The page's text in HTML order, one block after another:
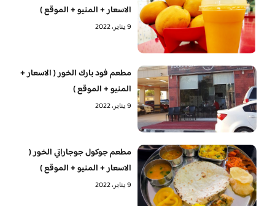
الاسعار + المنيو + الموقع )
9 يناير، 2022
مطعم فود بارك الخور ( الاسعار +
المنيو + الموقع )
9 يناير، 2022
مطعم جوكول جوجاراتي الخور (
الاسعار + المنيو + الموقع )
9 يناير، 2022